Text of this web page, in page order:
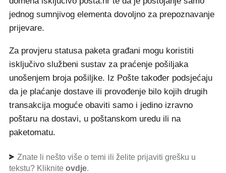
jednog sumnjivog elementa dovoljno za prepoznavanje
prijevare.
Za provjeru statusa paketa građani mogu koristiti
isključivo službeni sustav za praćenje pošiljaka
unošenjem broja pošiljke. Iz Pošte također podsjećaju
da je plaćanje dostave ili provođenje bilo kojih drugih
transakcija moguće obaviti samo i jedino izravno
poštaru na dostavi, u poštanskom uredu ili na
paketomatu.
Znate li nešto više o temi ili želite prijaviti grešku u
tekstu? Kliknite ovdje.